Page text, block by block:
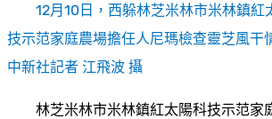
12月10日，西躲林芝米林市米林鎮紅
技示范家庭農場擔任人尼瑪檢查靈芝風干
中新社記者 江飛波 攝
林芝米林市米林鎮紅太陽科技示范家